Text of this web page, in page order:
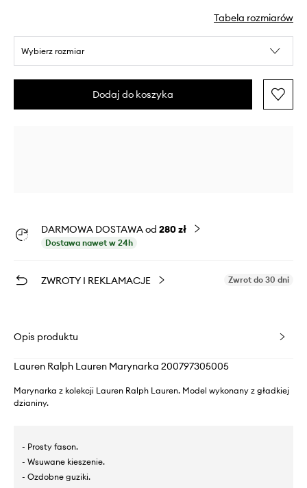
Tabela rozmiarów
Wybierz rozmiar
Dodaj do koszyka
DARMOWA DOSTAWA od 280 zł
Dostawa nawet w 24h
ZWROTY I REKLAMACJE Zwrot do 30 dni
Opis produktu
Lauren Ralph Lauren Marynarka 200797305005
Marynarka z kolekcji Lauren Ralph Lauren. Model wykonany z gładkiej
dzianiny.
- Prosty fason.
- Wsuwane kieszenie.
- Ozdobne guziki.